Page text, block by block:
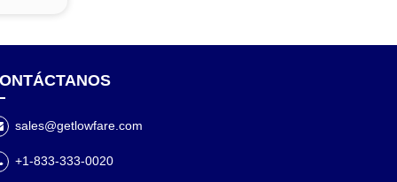
sales@getlowfare.com
+1-833-333-0020